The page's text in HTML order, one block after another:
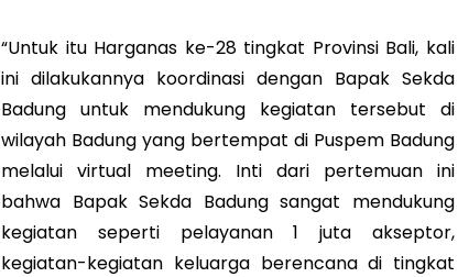
“Untuk itu Harganas ke-28 tingkat Provinsi Bali, kali
ini dilakukannya koordinasi dengan Bapak Sekda
Badung untuk mendukung kegiatan tersebut di
wilayah Badung yang bertempat di Puspem Badung
melalui virtual meeting. Inti dari pertemuan ini
bahwa Bapak Sekda Badung sangat mendukung
kegiatan seperti pelayanan 1 juta akseptor,
kegiatan-kegiatan keluarga berencana di tingkat